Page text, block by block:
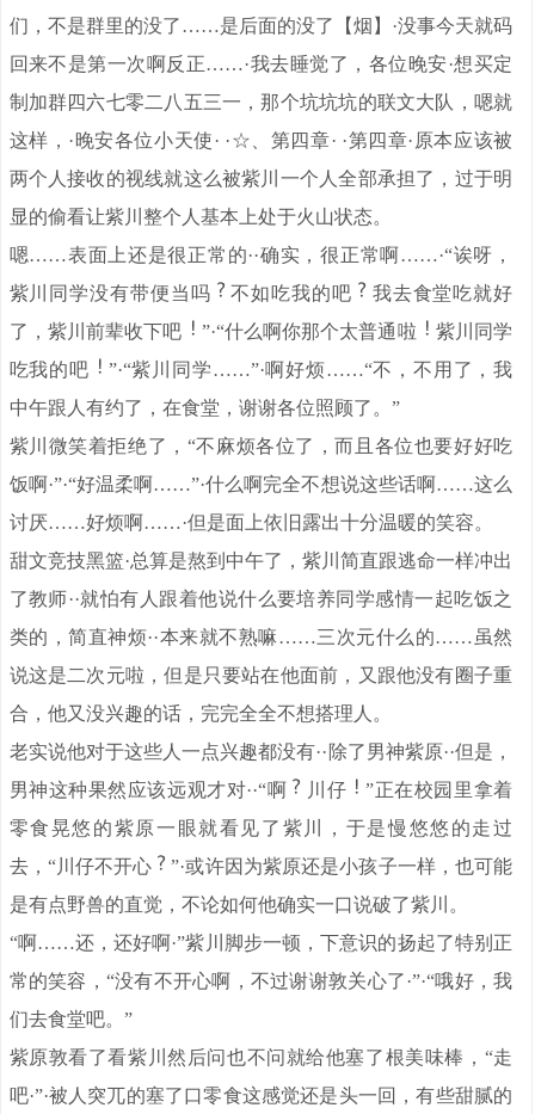
们，不是群里的没了……是后面的没了【烟】·没事今天就码
回来不是第一次啊反正……·我去睡觉了，各位晚安·想买定
制加群四六七零二八五三一，那个坑坑坑的联文大队，嗯就
这样，·晚安各位小天使· ·☆、第四章· ·第四章·原本应该被
两个人接收的视线就这么被紫川一个人全部承担了，过于明
显的偷看让紫川整个人基本上处于火山状态。
嗯……表面上还是很正常的··确实，很正常啊……·“诶呀，
紫川同学没有带便当吗
不如吃我的吧
我去食堂吃就好
了，紫川前辈收下吧
”·“什么啊你那个太普通啦
紫川同学
吃我的吧
”·“紫川同学……”·啊好烦……“不，不用了，我
中午跟人有约了，在食堂，谢谢各位照顾了。”
紫川微笑着拒绝了，“不麻烦各位了，而且各位也要好好吃
饭啊·”·“好温柔啊……”·什么啊完全不想说这些话啊……这么
讨厌……好烦啊……·但是面上依旧露出十分温暖的笑容。
甜文竞技黑篮·总算是熬到中午了，紫川简直跟逃命一样冲出
了教师··就怕有人跟着他说什么要培养同学感情一起吃饭之
类的，简直神烦··本来就不熟嘛……三次元什么的……虽然
说这是二次元啦，但是只要站在他面前，又跟他没有圈子重
合，他又没兴趣的话，完完全全不想搭理人。
老实说他对于这些人一点兴趣都没有··除了男神紫原··但是，
男神这种果然应该远观才对··“啊
川仔
”正在校园里拿着
零食晃悠的紫原一眼就看见了紫川，于是慢悠悠的走过
去，“川仔不开心
”·或许因为紫原还是小孩子一样，也可能
是有点野兽的直觉，不论如何他确实一口说破了紫川。
“啊……还，还好啊·”紫川脚步一顿，下意识的扬起了特别正
常的笑容，“没有不开心啊，不过谢谢敦关心了·”·“哦好，我
们去食堂吧。”
紫原敦看了看紫川然后问也不问就给他塞了根美味棒，“走
吧·”·被人突兀的塞了口零食这感觉还是头一回，有些甜腻的